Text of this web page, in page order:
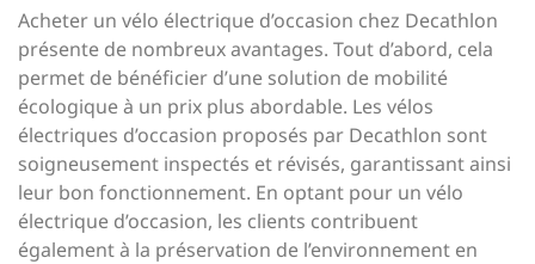
Acheter un vélo électrique d’occasion chez Decathlon
présente de nombreux avantages. Tout d’abord, cela
permet de bénéficier d’une solution de mobilité
écologique à un prix plus abordable. Les vélos
électriques d’occasion proposés par Decathlon sont
soigneusement inspectés et révisés, garantissant ainsi
leur bon fonctionnement. En optant pour un vélo
électrique d’occasion, les clients contribuent
également à la préservation de l’environnement en